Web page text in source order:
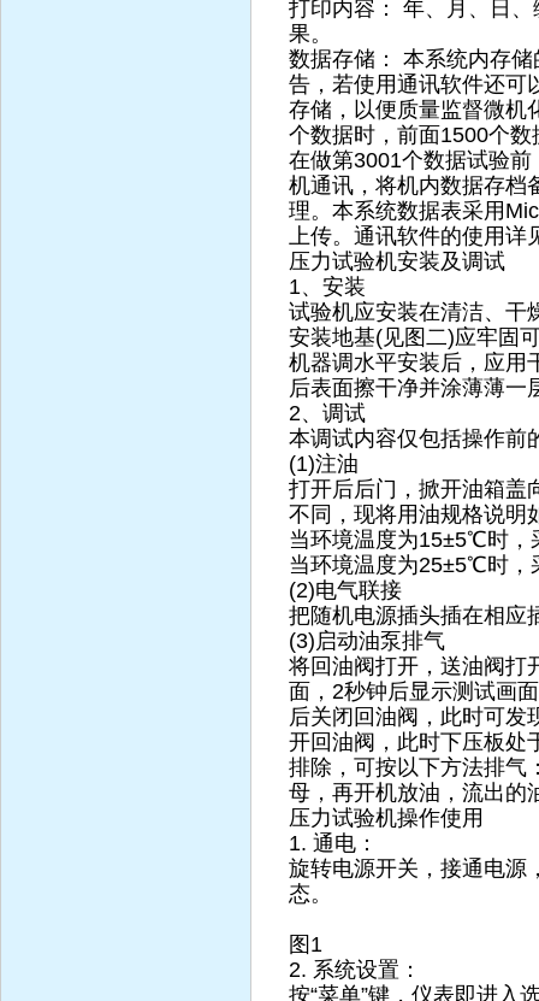
打印内容： 年、月、日
果。
数据存储： 本系统内存
告，若使用通讯软件还可
存储，以便质量监督微机
个数据时，前面1500个
在做第3001个数据试验
机通讯，将机内数据存档
理。本系统数据表采用
上传。通讯软件的使用详
压力试验机安装及调试
1、安装
试验机应安装在清洁、干
安装地基(见图二)应牢固
机器调水平安装后，应用
后表面擦干净并涂薄薄一
2、调试
本调试内容仅包括操作前
(1)注油
打开后后门，掀开油箱盖
不同，现将用油规格说明
当环境温度为15±5℃时
当环境温度为25±5℃时
(2)电气联接
把随机电源插头插在相应
(3)启动油泵排气
将回油阀打开，送油阀打
面，2秒钟后显示测试画
后关闭回油阀，此时可发
开回油阀，此时下压板处
排除，可按以下方法排气
母，再开机放油，流出的
压力试验机操作使用
1. 通电：
旋转电源开关，接通电源
态。
图1
2. 系统设置：
按“菜单”键，仪表即进入